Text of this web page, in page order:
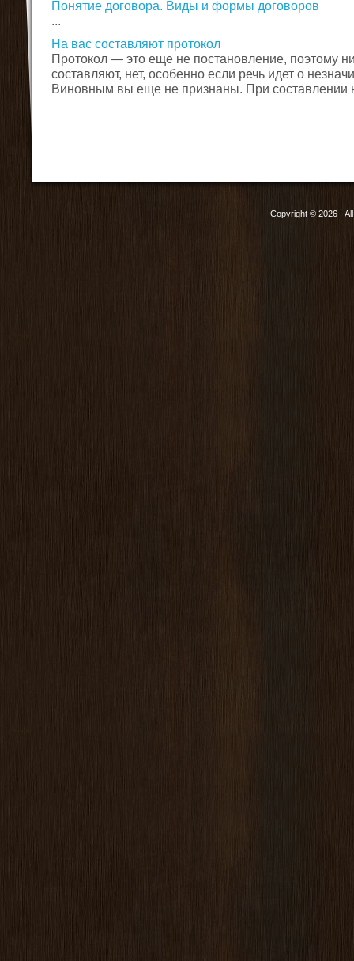
Понятие договора. Виды и формы договоров
...
На вас составляют протокол
Протокол — это еще не постановление, поэтому
составляют, нет, особенно если речь идет о
Виновным вы еще не признаны. При составлении
Copyright © 2026 -